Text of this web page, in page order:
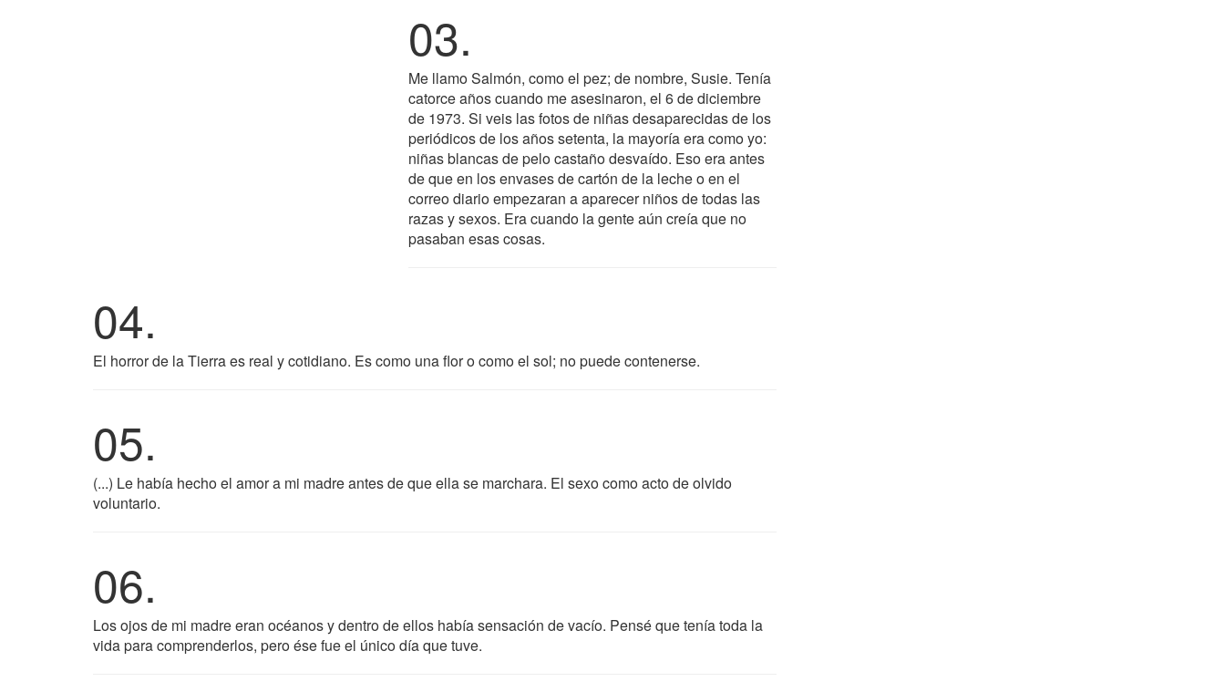
03.
Me llamo Salmón, como el pez; de nombre, Susie. Tenía
catorce años cuando me asesinaron, el 6 de diciembre
de 1973. Si veis las fotos de niñas desaparecidas de los
periódicos de los años setenta, la mayoría era como yo:
niñas blancas de pelo castaño desvaído. Eso era antes
de que en los envases de cartón de la leche o en el
correo diario empezaran a aparecer niños de todas las
razas y sexos. Era cuando la gente aún creía que no
pasaban esas cosas.
04.
El horror de la Tierra es real y cotidiano. Es como una flor o como el sol; no puede contenerse.
05.
(...) Le había hecho el amor a mi madre antes de que ella se marchara. El sexo como acto de olvido
voluntario.
06.
Los ojos de mi madre eran océanos y dentro de ellos había sensación de vacío. Pensé que tenía toda la
vida para comprenderlos, pero ése fue el único día que tuve.